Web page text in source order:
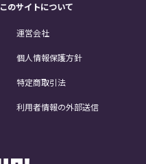
このサイトについて
運営会社
個人情報保護方針
特定商取引法
利用者情報の外部送信